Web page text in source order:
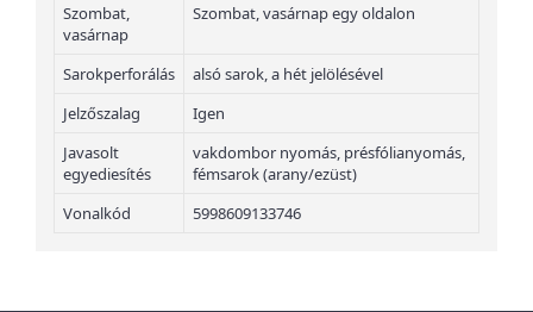
Szombat,
vasárnap
Szombat, vasárnap egy oldalon
Sarokperforálás
alsó sarok, a hét jelölésével
Jelzőszalag
Igen
Javasolt
egyediesítés
vakdombor nyomás, présfólianyomás,
fémsarok (arany/ezüst)
Vonalkód
5998609133746